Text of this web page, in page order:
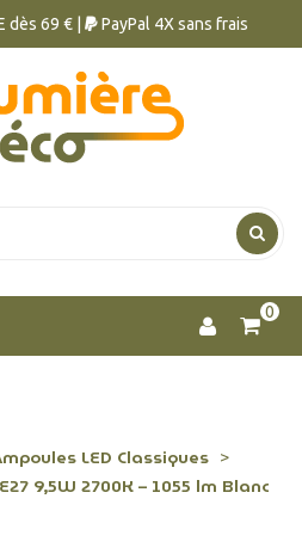
dès 69 € | PayPal 4X sans frais
0
LED Classiques
9,5W 2700K – 1055 lm Blanc